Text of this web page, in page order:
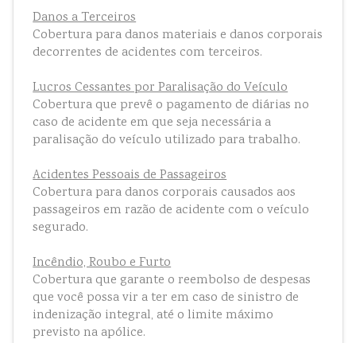
Danos a Terceiros
Cobertura para danos materiais e danos corporais
decorrentes de acidentes com terceiros.
Lucros Cessantes por Paralisação do Veículo
Cobertura que prevê o pagamento de diárias no
caso de acidente em que seja necessária a
paralisação do veículo utilizado para trabalho.
Acidentes Pessoais de Passageiros
Cobertura para danos corporais causados aos
passageiros em razão de acidente com o veículo
segurado.
Incêndio, Roubo e Furto
Cobertura que garante o reembolso de despesas
que você possa vir a ter em caso de sinistro de
indenização integral, até o limite máximo
previsto na apólice.